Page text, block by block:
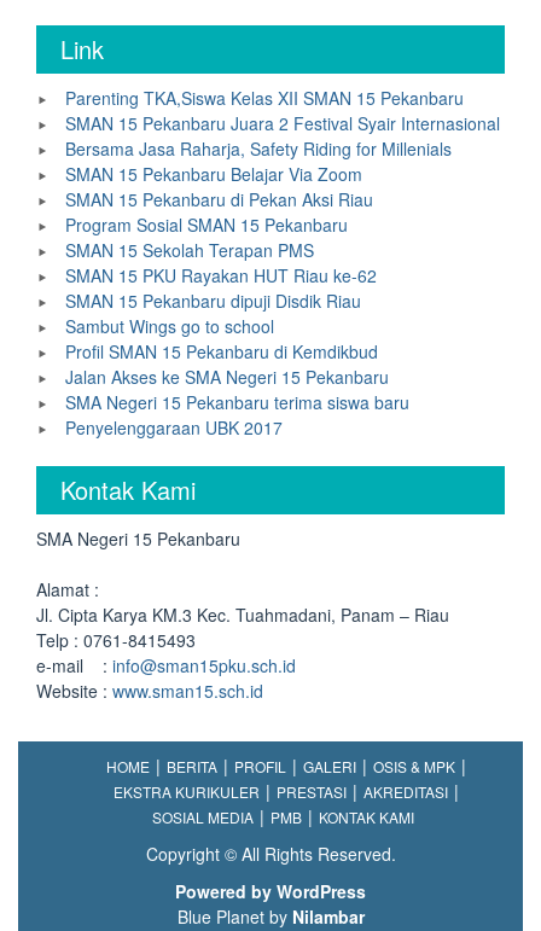
Link
Parenting TKA,Siswa Kelas XII SMAN 15 Pekanbaru
SMAN 15 Pekanbaru Juara 2 Festival Syair Internasional
Bersama Jasa Raharja, Safety Riding for Millenials
SMAN 15 Pekanbaru Belajar Via Zoom
SMAN 15 Pekanbaru di Pekan Aksi Riau
Program Sosial SMAN 15 Pekanbaru
SMAN 15 Sekolah Terapan PMS
SMAN 15 PKU Rayakan HUT Riau ke-62
SMAN 15 Pekanbaru dipuji Disdik Riau
Sambut Wings go to school
Profil SMAN 15 Pekanbaru di Kemdikbud
Jalan Akses ke SMA Negeri 15 Pekanbaru
SMA Negeri 15 Pekanbaru terima siswa baru
Penyelenggaraan UBK 2017
Kontak Kami
SMA Negeri 15 Pekanbaru
Alamat :
Jl. Cipta Karya KM.3 Kec. Tuahmadani, Panam – Riau
Telp : 0761-8415493
e-mail : info@sman15pku.sch.id
Website : www.sman15.sch.id
HOME BERITA PROFIL GALERI
OSIS & MPK
EKSTRA KURIKULER
PRESTASI
AKREDITASI
SOSIAL MEDIA
PMB KONTAK KAMI
Copyright © All Rights Reserved.
Powered by WordPress
Blue Planet by Nilambar